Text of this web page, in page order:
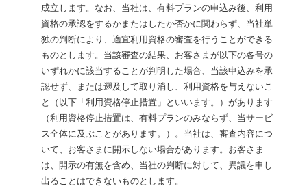
成立します。なお、当社は、有料プランの申込み後、利用
資格の承認をするかまたはしたか否かに関わらず、当社単
独の判断により、適宜利用資格の審査を行うことができる
ものとします。当該審査の結果、お客さまが以下の各号の
いずれかに該当することが判明した場合、当該申込みを承
認せず、または遡及して取り消し、利用資格を与えないこ
と（以下「利用資格停止措置」といいます。）があります
（利用資格停止措置は、有料プランのみならず、当サービ
ス全体に及ぶことがあります。）。当社は、審査内容につ
いて、お客さまに開示しない場合があります。お客さま
は、開示の有無を含め、当社の判断に対して、異議を申し
出ることはできないものとします。